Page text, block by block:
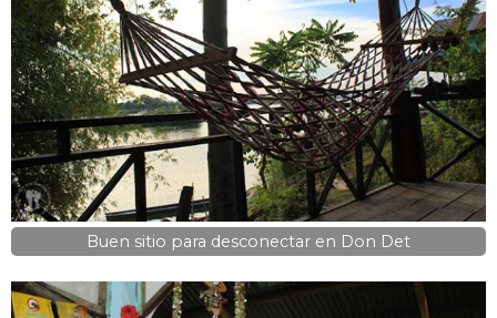
Buen sitio para desconectar en Don Det